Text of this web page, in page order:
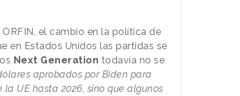
el cambio en la política de
en Estados Unidos las partidas se
Next Generation todavía no se
aprobados por Biden para
UE hasta 2026, sino que algunos